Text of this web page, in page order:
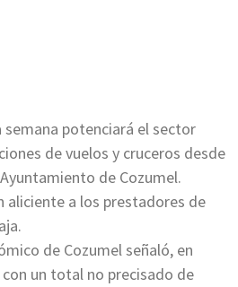
potenciará el sector
de vuelos y cruceros desde
de Cozumel.
aliciente a los prestadores de
de Cozumel señaló, en
un total no precisado de